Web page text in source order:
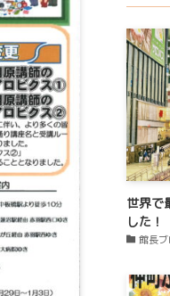
世界で
した！
館長